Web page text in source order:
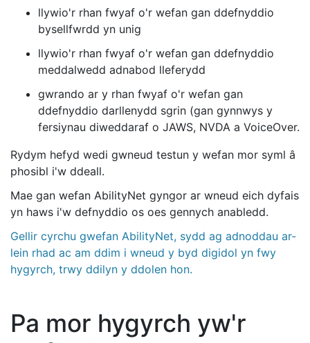
llywio'r rhan fwyaf o'r wefan gan ddefnyddio
bysellfwrdd yn unig
llywio'r rhan fwyaf o'r wefan gan ddefnyddio
meddalwedd adnabod lleferydd
gwrando ar y rhan fwyaf o'r wefan gan
ddefnyddio darllenydd sgrin (gan gynnwys y
fersiynau diweddaraf o JAWS, NVDA a VoiceOver.
Rydym hefyd wedi gwneud testun y wefan mor syml â
phosibl i'w ddeall.
Mae gan wefan AbilityNet gyngor ar wneud eich dyfais
yn haws i'w defnyddio os oes gennych anabledd.
Gellir cyrchu gwefan AbilityNet, sydd ag adnoddau ar-
lein rhad ac am ddim i wneud y byd digidol yn fwy
hygyrch, trwy ddilyn y ddolen hon.
Pa mor hygyrch yw'r